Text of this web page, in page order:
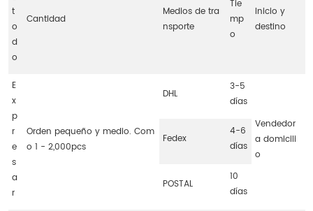
t
o
d
o
Cantidad
Medios de tra
nsporte
Tie
mp
o
Inicio y
destino
E
x
p
r
e
s
a
r
Orden pequeño y medio. Com
o 1 - 2,000pcs
DHL
3-5
días
Vendedor
a domicili
o
Fedex
4-6
días
POSTAL
10
días